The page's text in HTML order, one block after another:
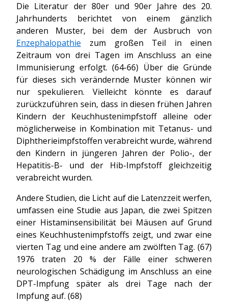
Die Literatur der 80er und 90er Jahre des 20.
Jahrhunderts berichtet von einem gänzlich
anderen Muster, bei dem der Ausbruch von
Enzephalopathie zum großen Teil in einen
Zeitraum von drei Tagen im Anschluss an eine
Immunisierung erfolgt. (64-66) Über die Gründe
für dieses sich verändernde Muster können wir
nur spekulieren. Vielleicht könnte es darauf
zurückzuführen sein, dass in diesen frühen Jahren
Kindern der Keuchhustenimpfstoff alleine oder
möglicherweise in Kombination mit Tetanus- und
Diphtherieimpfstoffen verabreicht wurde, während
den Kindern in jüngeren Jahren der Polio-, der
Hepatitis-B- und der Hib-Impfstoff gleichzeitig
verabreicht wurden.
Andere Studien, die Licht auf die Latenzzeit werfen,
umfassen eine Studie aus Japan, die zwei Spitzen
einer Histaminsensibilität bei Mäusen auf Grund
eines Keuchhustenimpfstoffs zeigt, und zwar eine
vierten Tag und eine andere am zwölften Tag. (67)
1976 traten 20 % der Fälle einer schweren
neurologischen Schädigung im Anschluss an eine
DPT-Impfung später als drei Tage nach der
Impfung auf. (68)